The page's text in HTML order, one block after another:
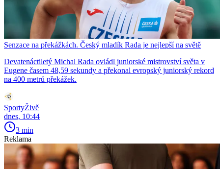
Senzace na překážkách. Český mladík Rada je nejlepší na světě
Devatenáctiletý Michal Rada ovládl juniorské mistrovství světa v
Eugene časem 48,59 sekundy a překonal evropský juniorský rekord
na 400 metrů překážek.
SportyŽivě
dnes, 10:44
3 min
Reklama